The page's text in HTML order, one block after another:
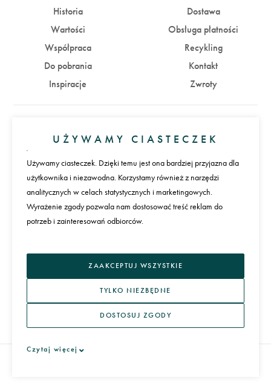
Historia
Wartości
Współpraca
Do pobrania
Inspiracje
Dostawa
Obsługa płatności
Recykling
Kontakt
Zwroty
Zaloguj się Załóż konto
Płatności
Język
REGULAMIN I POLITYKA PRYWATNOŚCI
UŻYWAMY CIASTECZEK
Używamy ciasteczek. Dzięki temu jest ona bardziej przyjazna dla
użytkownika i niezawodna. Korzystamy również z narzędzi
analitycznych w celach statystycznych i marketingowych.
Wyrażenie zgody pozwala nam dostosować treść reklam do
potrzeb i zainteresowań odbiorców.
ZAAKCEPTUJ WSZYSTKIE
TYLKO NIEZBĘDNE
DOSTOSUJ ZGODY
Czytaj więcej